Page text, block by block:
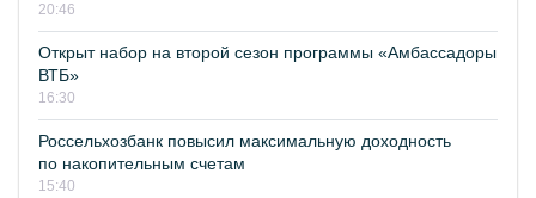
20:46
Открыт набор на второй сезон программы «Амбассадоры
ВТБ»
16:30
Россельхозбанк повысил максимальную доходность
по накопительным счетам
15:40